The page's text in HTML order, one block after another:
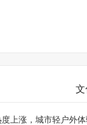
文
度上涨，城市轻户外